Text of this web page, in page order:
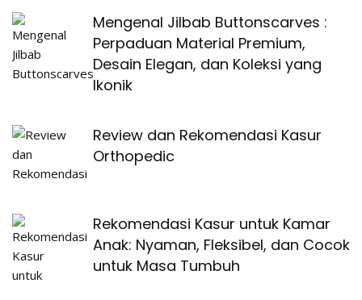
Mengenal Jilbab Buttonscarves :
Perpaduan Material Premium,
Desain Elegan, dan Koleksi yang
Ikonik
Review dan Rekomendasi Kasur
Orthopedic
Rekomendasi Kasur untuk Kamar
Anak: Nyaman, Fleksibel, dan Cocok
untuk Masa Tumbuh